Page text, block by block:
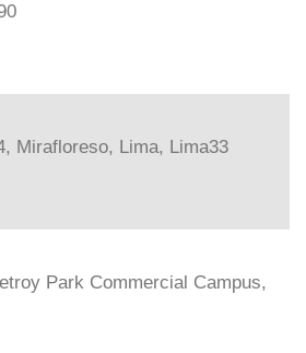
Mirafloreso, Lima, Lima33
Park Commercial Campus,